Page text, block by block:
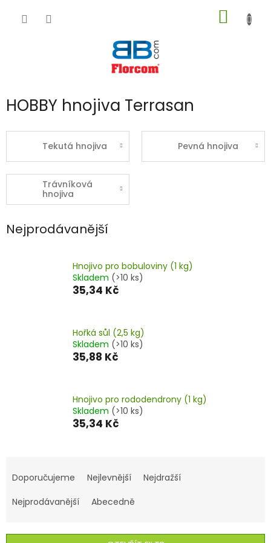
KOŠÍK
HOBBY hnojiva Terrasan
Tekutá hnojiva Pevná hnojiva
Trávníková
hnojiva
Nejprodávanější
Hnojivo pro bobuloviny (1 kg)
Skladem (>10 ks)
35,34 Kč
Hořká sůl (2,5 kg)
Skladem (>10 ks)
35,88 Kč
Hnojivo pro rododendrony (1 kg)
Skladem (>10 ks)
35,34 Kč
a
e
í
Doporučujeme Nejlevnější
Nejdražší
Nejprodávanější
Abecedně